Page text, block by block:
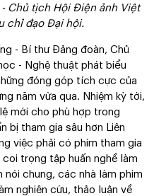
- Chủ tịch Hội Điện ảnh Việt
chỉ đạo Đại hội.
- Bí thư Đảng đoàn, Chủ
- Nghệ thuật phát biểu
đóng góp tích cực của
năm vừa qua. Nhiệm kỳ tới,
mới cho phù hợp trong
bị tham gia sâu hơn Liên
việc phải có phim tham gia
coi trọng tập huấn nghề làm
nói chung, các nhà làm phim
nghiên cứu, thảo luận về